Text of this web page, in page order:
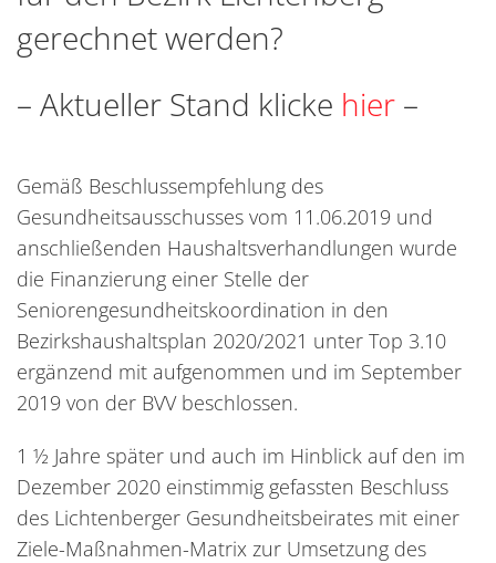
gerechnet werden?
– Aktueller Stand klicke hier –
Gemäß Beschlussempfehlung des
Gesundheitsausschusses vom 11.06.2019 und
anschließenden Haushaltsverhandlungen wurde
die Finanzierung einer Stelle der
Seniorengesundheitskoordination in den
Bezirkshaushaltsplan 2020/2021 unter Top 3.10
ergänzend mit aufgenommen und im September
2019 von der BVV beschlossen.
1 ½ Jahre später und auch im Hinblick auf den im
Dezember 2020 einstimmig gefassten Beschluss
des Lichtenberger Gesundheitsbeirates mit einer
Ziele-Maßnahmen-Matrix zur Umsetzung des